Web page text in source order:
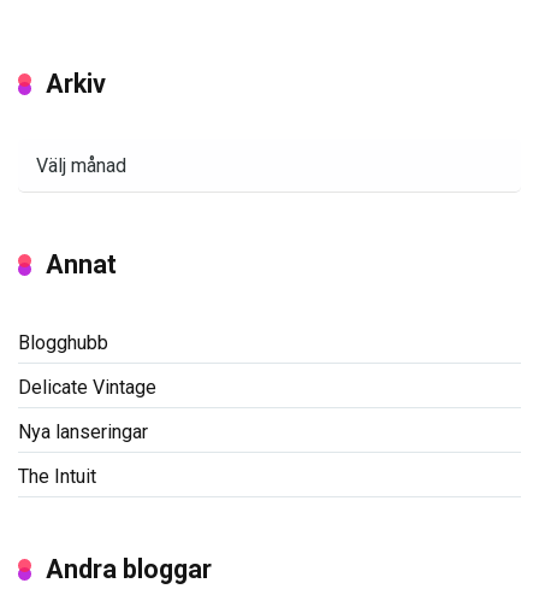
Arkiv
Annat
Blogghubb
Delicate Vintage
Nya lanseringar
The Intuit
Andra bloggar